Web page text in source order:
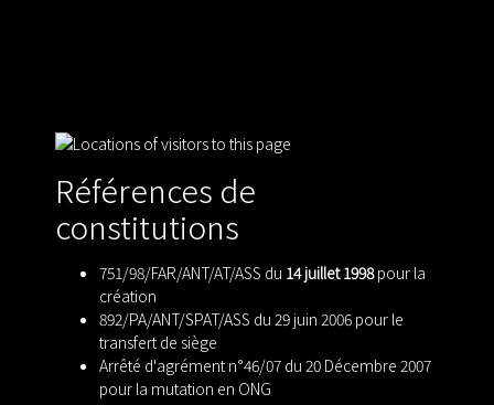
Références de
constitutions
751/98/FAR/ANT/AT/ASS du 14 juillet 1998pour la
création
892/PA/ANT/SPAT/ASS du 29 juin 2006 pour le
transfert de siège
Arrêté d'agrément n°46/07 du 20 Décembre 2007
pour la mutation en ONG